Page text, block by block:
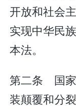
开放和社会
实现中华民
本法。
第二条 国家
装颠覆和分